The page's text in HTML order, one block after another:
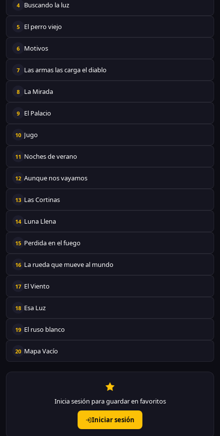
4 Buscando la luz
5 El perro viejo
6 Motivos
7 Las armas las carga el diablo
8 La Mirada
9 El Palacio
10 Jugo
11 Noches de verano
12 Aunque nos vayamos
13 Las Cortinas
14 Luna Llena
15 Perdida en el fuego
16 La rueda que mueve al mundo
17 El Viento
18 Esa Luz
19 El ruso blanco
20 Mapa Vacío
Inicia sesión para guardar en favoritos
Iniciar sesión